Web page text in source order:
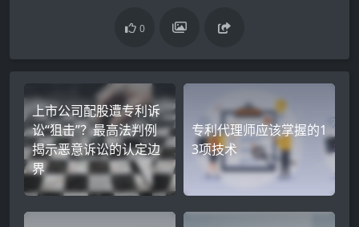
0
上市公司配股遭专利诉
讼“狙击”？最高法判例
揭示恶意诉讼的认定边
界
专利代理师应该掌握的1
3项技术